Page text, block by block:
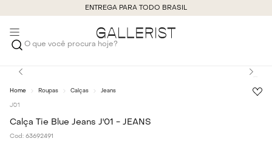
ENTREGA PARA TODO BRASIL
O que você procura hoje?
Roupas Calças Jeans
J´01
Calça Tie Blue Jeans J'01 - JEANS
Cod: 63692491